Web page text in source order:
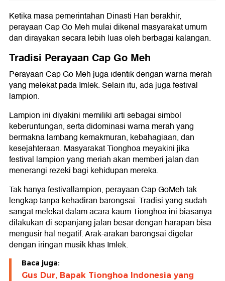
Ketika masa pemerintahan Dinasti Han berakhir,
perayaan Cap Go Meh mulai dikenal masyarakat umum
dan dirayakan secara lebih luas oleh berbagai kalangan.
Tradisi Perayaan Cap Go Meh
Perayaan Cap Go Meh juga identik dengan warna merah
yang melekat pada Imlek. Selain itu, ada juga festival
lampion.
Lampion ini diyakini memiliki arti sebagai simbol
keberuntungan, serta didominasi warna merah yang
bermakna lambang kemakmuran, kebahagiaan, dan
kesejahteraan. Masyarakat Tionghoa meyakini jika
festival lampion yang meriah akan memberi jalan dan
menerangi rezeki bagi kehidupan mereka.
Tak hanya festivallampion, perayaan Cap GoMeh tak
lengkap tanpa kehadiran barongsai. Tradisi yang sudah
sangat melekat dalam acara kaum Tionghoa ini biasanya
dilakukan di sepanjang jalan besar dengan harapan bisa
mengusir hal negatif. Arak-arakan barongsai digelar
dengan iringan musik khas Imlek.
Baca juga:
Gus Dur, Bapak Tionghoa Indonesia yang